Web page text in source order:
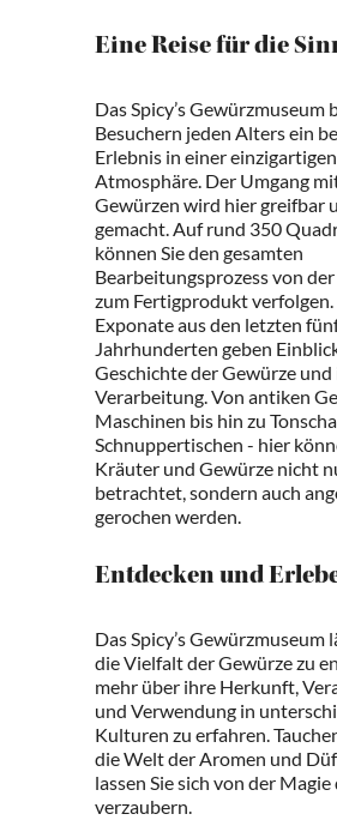
Eine Reise für die
Das Spicy’s Gewürzmuseum
Besuchern jeden Alters ein
Erlebnis in einer einzigartigen
Atmosphäre. Der Umgang
Gewürzen wird hier greifbar
gemacht. Auf rund 350
können Sie den gesamten
Bearbeitungsprozess von
zum Fertigprodukt
Exponate aus den letzten
Jahrhunderten geben
Geschichte der Gewürze und
Verarbeitung. Von antiken
Maschinen bis hin zu
Schnuppertischen - hier
Kräuter und Gewürze nicht
betrachtet, sondern auch
gerochen werden.
Entdecken und
Das Spicy’s Gewürzmuseum
die Vielfalt der Gewürze zu
mehr über ihre Herkunft,
und Verwendung in
Kulturen zu erfahren.
die Welt der Aromen und
lassen Sie sich von der
verzaubern.